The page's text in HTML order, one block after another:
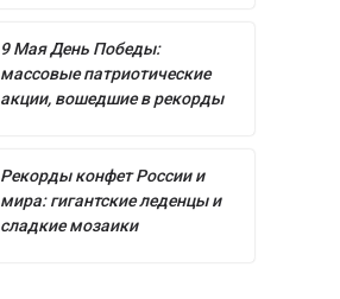
9 Мая День Победы:
массовые патриотические
акции, вошедшие в рекорды
Рекорды конфет России и
мира: гигантские леденцы и
сладкие мозаики